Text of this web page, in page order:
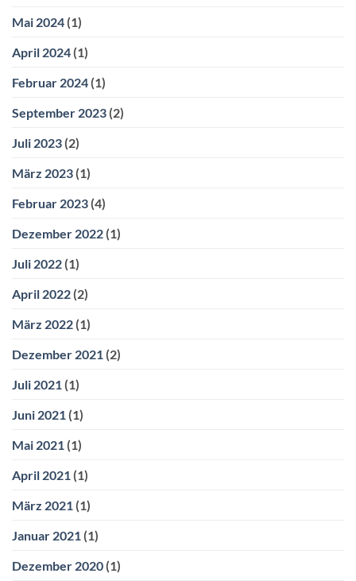
Mai 2024 (1)
April 2024 (1)
Februar 2024 (1)
September 2023 (2)
Juli 2023 (2)
März 2023 (1)
Februar 2023 (4)
Dezember 2022 (1)
Juli 2022 (1)
April 2022 (2)
März 2022 (1)
Dezember 2021 (2)
Juli 2021 (1)
Juni 2021 (1)
Mai 2021 (1)
April 2021 (1)
März 2021 (1)
Januar 2021 (1)
Dezember 2020 (1)